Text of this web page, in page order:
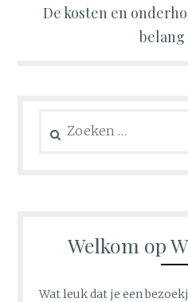
De kosten en
naar:
Welkom op
Wat leuk dat je een